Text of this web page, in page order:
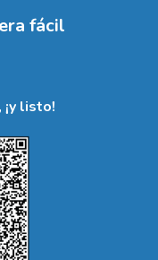
fácil
¡y listo!